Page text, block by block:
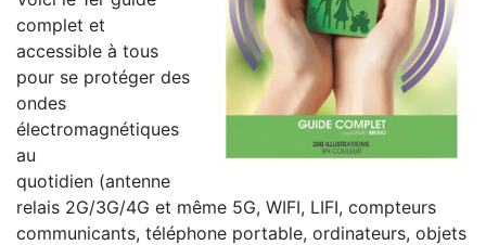
complet et
accessible à tous
pour se protéger des
ondes
électromagnétiques
au
quotidien (antenne
relais 2G/3G/4G et même 5G, WIFI, LIFI, compteurs
communicants, téléphone portable, ordinateurs, objets